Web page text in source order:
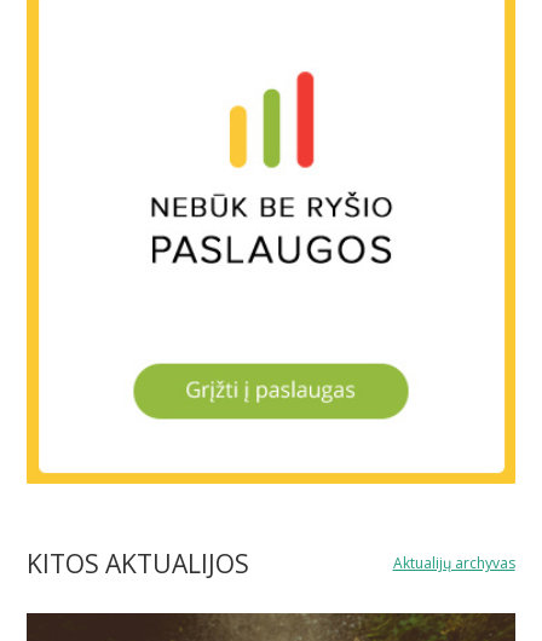
Aktualijų archyvas
KITOS AKTUALIJOS